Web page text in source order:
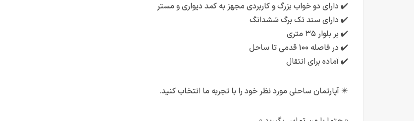
✔️ دارای دو خواب بزرگ و کاربردی مجهز به کمد دیواری و مستر
✔️ دارای سند تک برگ ششدانگ
✔️ بر بلوار ۳۵ متری
✔️ در فاصله ۱۰۰ قدمی تا ساحل
✔️ آماده برای انتقال
✴️ آپارتمان ساحلی مورد نظر خود را با تجربه ما انتخاب کنید.